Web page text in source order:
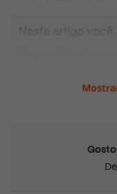
Neste artigo você
Instituições
Como se
Cotas e ações